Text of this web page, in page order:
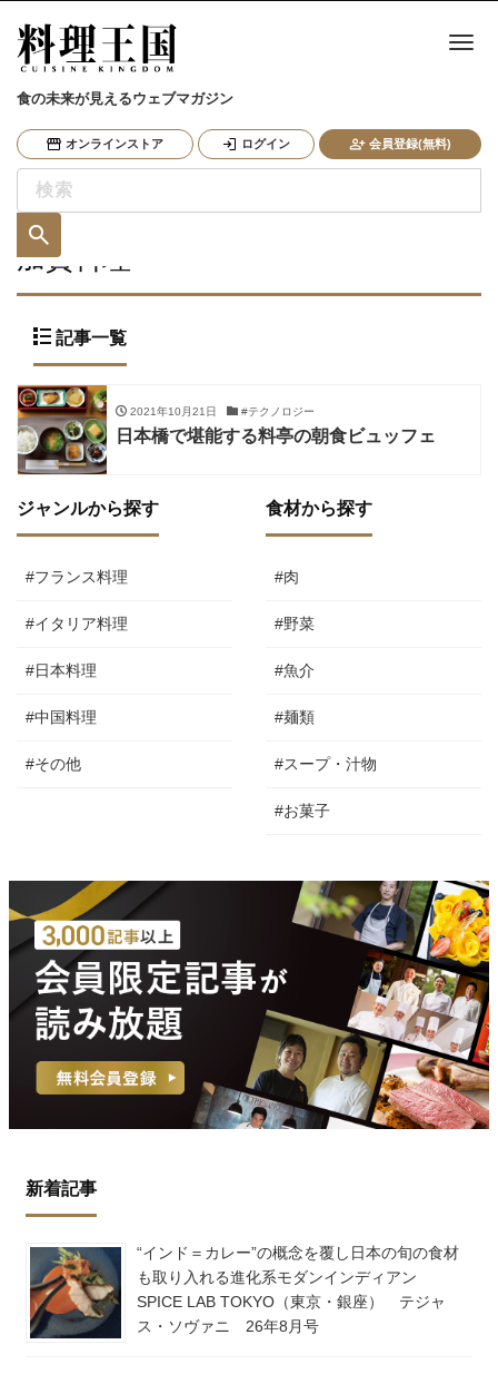
食の未来が見えるウェブマガジン
オンラインストア ログイン 会員登録(無料)
ナ
加賀料理
記事一覧
2021年10月21日 #テクノロジー
日本橋で堪能する料亭の朝食ビュッフェ
ジャンルから探す
#フランス料理
#イタリア料理
#日本料理
#中国料理
#その他
食材から探す
#肉
#野菜
#魚介
#麺類
#スープ・汁物
#お菓子
新着記事
“インド＝カレー”の概念を覆し日本の旬の食材
も取り入れる進化系モダンインディアン
SPICE LAB TOKYO（東京・銀座） テジャ
ス・ソヴァニ 26年8月号